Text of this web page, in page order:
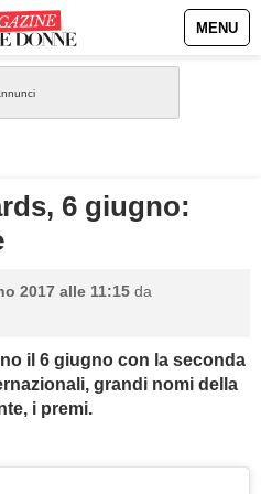
MENU
6 giugno:
2017 alle 11:15 da
il 6 giugno con la seconda
grandi nomi della
i premi.